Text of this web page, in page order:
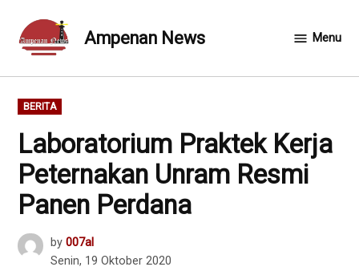
content
Ampenan News Menu
POSTED
IN
BERITA
Laboratorium Praktek Kerja
Peternakan Unram Resmi
Panen Perdana
by 007al
Senin, 19 Oktober 2020